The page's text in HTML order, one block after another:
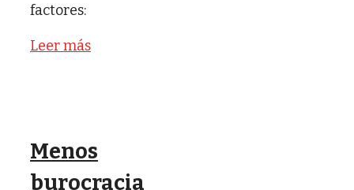
factores:
Leer más
Menos
burocracia